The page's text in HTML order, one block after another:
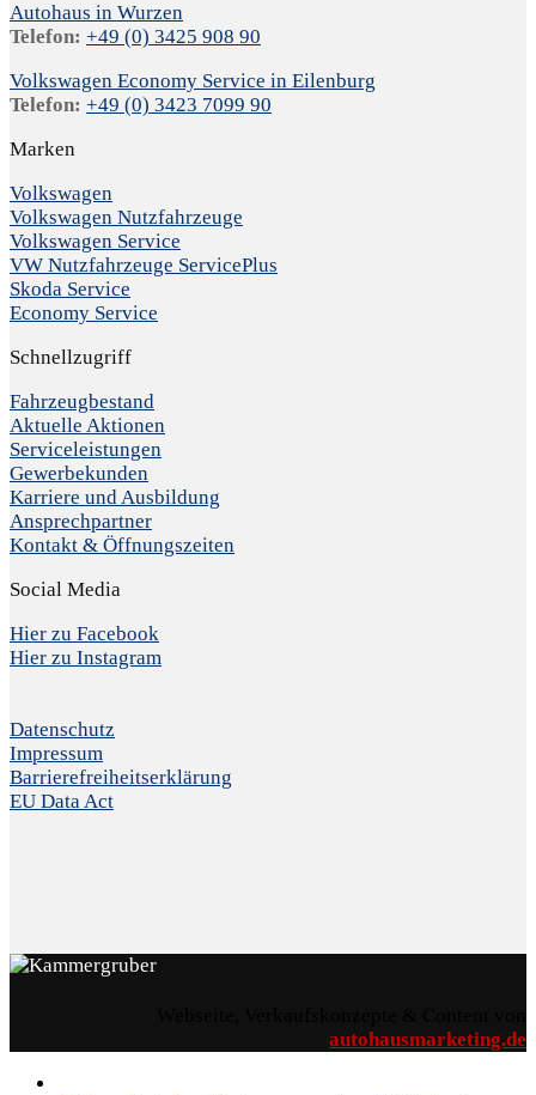
Autohaus in Wurzen
Telefon: +49 (0) 3425 908 90
Volkswagen Economy Service in Eilenburg
Telefon: +49 (0) 3423 7099 90
Marken
Volkswagen
Volkswagen Nutzfahrzeuge
Volkswagen Service
VW Nutzfahrzeuge ServicePlus
Skoda Service
Economy Service
Schnellzugriff
Fahrzeugbestand
Aktuelle Aktionen
Serviceleistungen
Gewerbekunden
Karriere und Ausbildung
Ansprechpartner
Kontakt & Öffnungszeiten
Social Media
Hier zu Facebook
Hier zu Instagram
Datenschutz
Impressum
Barrierefreiheitserklärung
EU Data Act
autohausmarketing.de